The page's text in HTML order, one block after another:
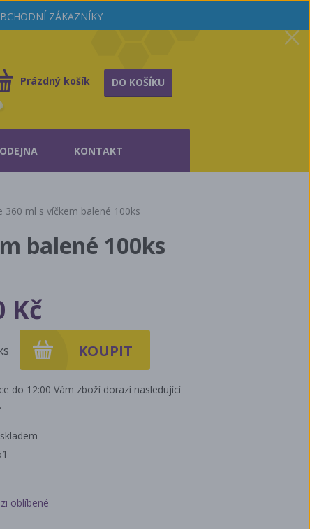
ZÁKAZNÍKY
Prázdný košík DO KOŠÍKU
KONTAKT
360 ml s víčkem balené 100ks
balené 100ks
Kč
do 12:00 Vám zboží dorazí nasledující
oblíbené